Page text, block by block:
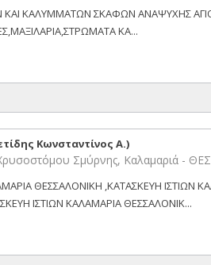
ΚΑΙ ΚΑΛΥΜΜΑΤΩΝ ΣΚΑΦΩΝ ΑΝΑΨΥΧΗΣ
ΚΑ...
Κωνσταντίνος Α.)
Σμύρνης, Καλαμαριά -
ΘΕΣΣΑΛΟΝΙΚΗ ,ΚΑΤΑΣΚΕΥΗ ΙΣΤΙΩΝ
ΙΣΤΙΩΝ ΚΑΛΑΜΑΡΙΑ ΘΕΣΣΑΛΟΝΙΚ...